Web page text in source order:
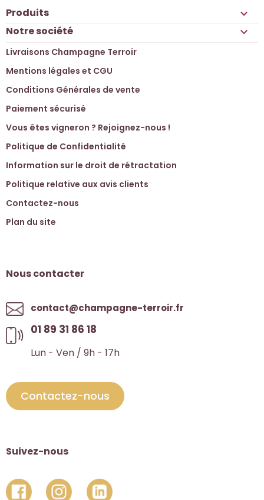
Produits 
Notre société 
Livraisons Champagne Terroir
Mentions légales et CGU
Conditions Générales de vente
Paiement sécurisé
Vous êtes vigneron ? Rejoignez-nous !
Politique de Confidentialité
Information sur le droit de rétractation
Politique relative aux avis clients
Contactez-nous
Plan du site
Nous contacter
contact@champagne-terroir.fr
01 89 31 86 18
Lun - Ven / 9h - 17h
Contactez-nous
Suivez-nous